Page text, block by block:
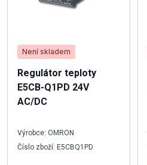
Není skladem
Regulátor teploty
E5CB-Q1PD 24V
AC/DC
Výrobce: OMRON
Číslo zboží: E5CBQ1PD